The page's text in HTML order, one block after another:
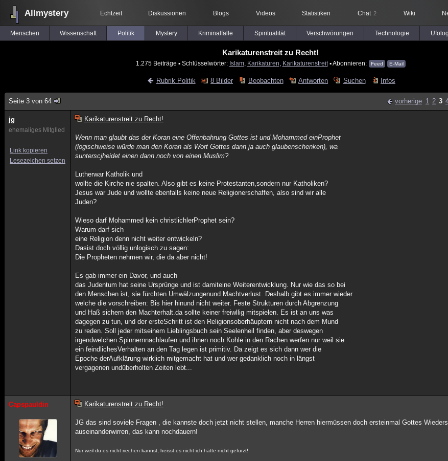
Allmystery Echtzeit Diskussionen Blogs Videos Statistiken Chat 2 Wiki
Menschen Wissenschaft Politik Mystery Kriminalfälle Spiritualität Verschwörungen Technologie
Karikaturenstreit zu Recht!
1.275 Beiträge ▪ Schlüsselwörter: Islam, Karikaturen Karikaturenstreit▪ Abonnieren: Feed E-Mail
Rubrik Politik 8 Bilder Beobachten Antworten Suchen Infos
Seite 3 von 64 vorherige 1 2 3
jg
ehemaliges Mitglied
Link kopieren
Lesezeichen setzen
Karikaturenstreit zu Recht!
Wenn man glaubt das der Koran eine Offenbahrung Gottes ist und Mohammed einProphet
(logischweise würde man den Koran als Wort Gottes dann ja auch glaubenschenken), wa
sunterscjheidet einen dann noch von einen Muslim?
Lutherwar Katholik und
wollte die Kirche nie spalten. Also gibt es keine Protestanten,sondern nur Katholiken?
Jesus war Jude und wollte ebenfalls keine neue Religionerschaffen, also sind wir alle
Juden?
Wieso darf Mohammed kein christlichlerProphet sein?
Warum darf sich
eine Religion denn nicht weiter entwickeln?
Dasist doch völlig unlogisch zu sagen:
Die Propheten nehmen wir, die da aber nicht!
Es gab immer ein Davor, und auch
das Judentum hat seine Ursprünge und ist damiteine Weiterentwicklung. Nur wie das so bei
den Menschen ist, sie fürchten Umwälzungenund Machtverlust. Deshalb gibt es immer wieder
welche die vorschreiben: Bis hier hinund nicht weiter. Feste Strukturen durch Abgrenzung
und Haß sichern den Machterhalt.da sollte keiner freiwllig mitspielen. Es ist an uns was
dagegen zu tun, und der ersteSchritt ist den Religionsoberhäuptern nicht nach dem Mund
zu reden. Soll jeder mitseinem Lieblingsbuch sein Seelenheil finden, aber deswegen
irgendwelchen Spinnernnachlaufen und ihnen noch Kohle in den Rachen werfen nur weil sie
ein feindlichesVerhalten an den Tag legen ist primitiv. Da zeigt es sich dann wer die
Epoche derAufklärung wirklich mitgemacht hat und wer gedanklich noch in längst
vergagenen undüberholten Zeiten lebt...
Capspauldin Karikaturenstreit zu Recht!
JG das sind soviele Fragen , die kannste doch jetzt nicht stellen, manche Herren hiermüssen doch ersteinmal Gottes
auseinanderwirren, das kann nochdauern!
Nur weil du es nicht riechen kannst, heisst es nicht ich hätte nicht gefurzt!